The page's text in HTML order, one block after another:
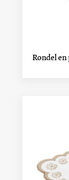
Rondel